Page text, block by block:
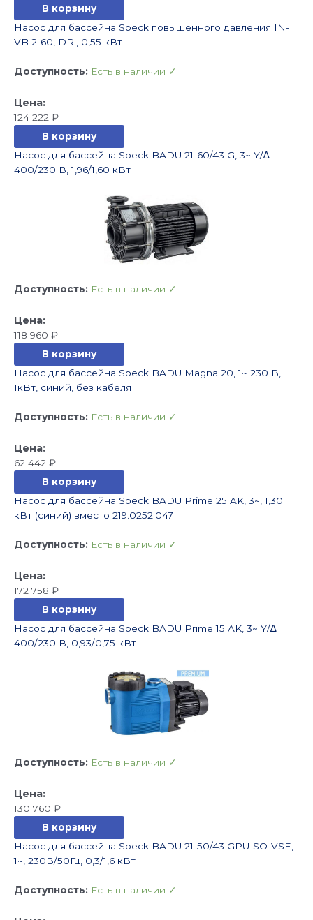
В корзину
Насос для бассейна Speck повышенного давления IN-
VB 2-60, DR., 0,55 кВт
Доступность: Есть в наличии ✓
124 222 ₽
В корзину
Насос для бассейна Speck BADU 21-60/43 G, 3~ Y/∆
400/230 В, 1,96/1,60 кВт
Доступность: Есть в наличии ✓
118 960 ₽
В корзину
Насос для бассейна Speck BADU Magna 20, 1~ 230 В,
1кВт, синий, без кабеля
Доступность: Есть в наличии ✓
62 442 ₽
В корзину
Насос для бассейна Speck BADU Prime 25 AK, 3~, 1,30
кВт (синий) вместо 219.0252.047
Доступность: Есть в наличии ✓
172 758 ₽
В корзину
Насос для бассейна Speck BADU Prime 15 AK, 3~ Y/∆
400/230 В, 0,93/0,75 кВт
Доступность: Есть в наличии ✓
130 760 ₽
В корзину
Насос для бассейна Speck BADU 21-50/43 GPU-SO-VSE,
1~, 230В/50Гц, 0,3/1,6 кВт
Доступность: Есть в наличии ✓